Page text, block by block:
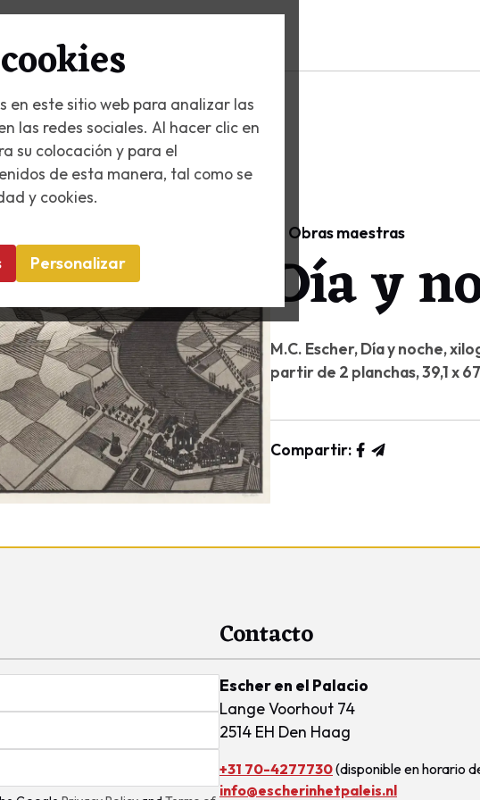
en este sitio web para analizar las
las redes sociales. Al hacer clic en
su colocación y para el
de esta manera, tal como se
y cookies.
Personalizar
Acerca de Escher
Obras maestras
Día y
M.C. Escher, Día y noche,
partir de 2 planchas, 39,1 x
Compartir:
Contacto
Escher en el Palacio
Lange Voorhout 74
2514 EH Den Haag
+31 70-4277730(disponible en horario
info@escherinhetpaleis.nl